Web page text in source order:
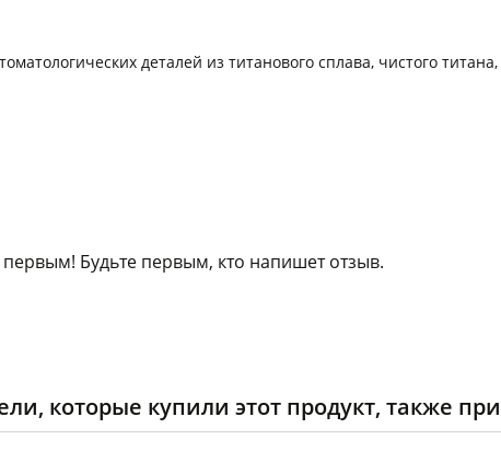
деталей из титанового сплава, чистого
Будьте первым, кто напишет отзыв.
которые купили этот продукт, также